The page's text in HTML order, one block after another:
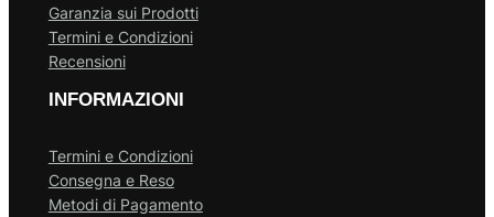
Garanzia sui Prodotti
Termini e Condizioni
Recensioni
INFORMAZIONI
Termini e Condizioni
Consegna e Reso
Metodi di Pagamento